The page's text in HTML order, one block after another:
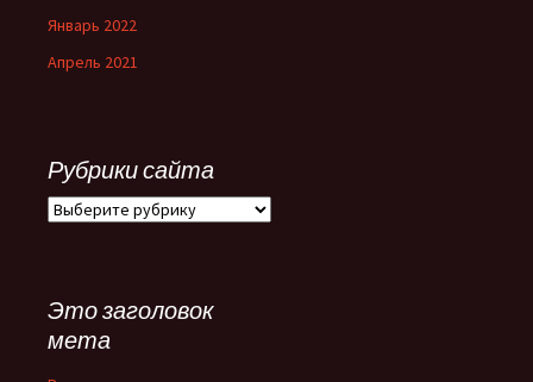
Январь 2022
Апрель 2021
Рубрики сайта
Рубрики
Это заголовок
мета